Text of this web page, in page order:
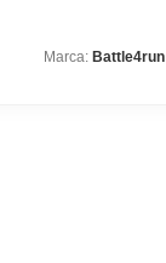
Marca: Battle4run